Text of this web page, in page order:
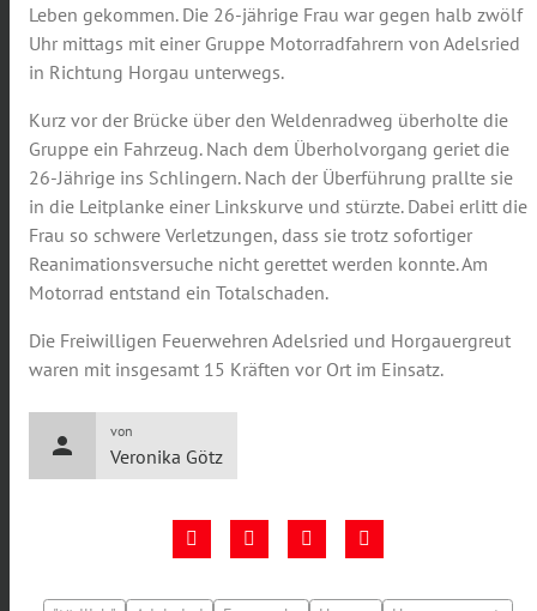
Leben gekommen. Die 26-jährige Frau war gegen halb zwölf
Uhr mittags mit einer Gruppe Motorradfahrern von Adelsried
in Richtung Horgau unterwegs.
Kurz vor der Brücke über den Weldenradweg überholte die
Gruppe ein Fahrzeug. Nach dem Überholvorgang geriet die
26-Jährige ins Schlingern. Nach der Überführung prallte sie
in die Leitplanke einer Linkskurve und stürzte. Dabei erlitt die
Frau so schwere Verletzungen, dass sie trotz sofortiger
Reanimationsversuche nicht gerettet werden konnte. Am
Motorrad entstand ein Totalschaden.
Die Freiwilligen Feuerwehren Adelsried und Horgauergreut
waren mit insgesamt 15 Kräften vor Ort im Einsatz.
person
von
Veronika Götz